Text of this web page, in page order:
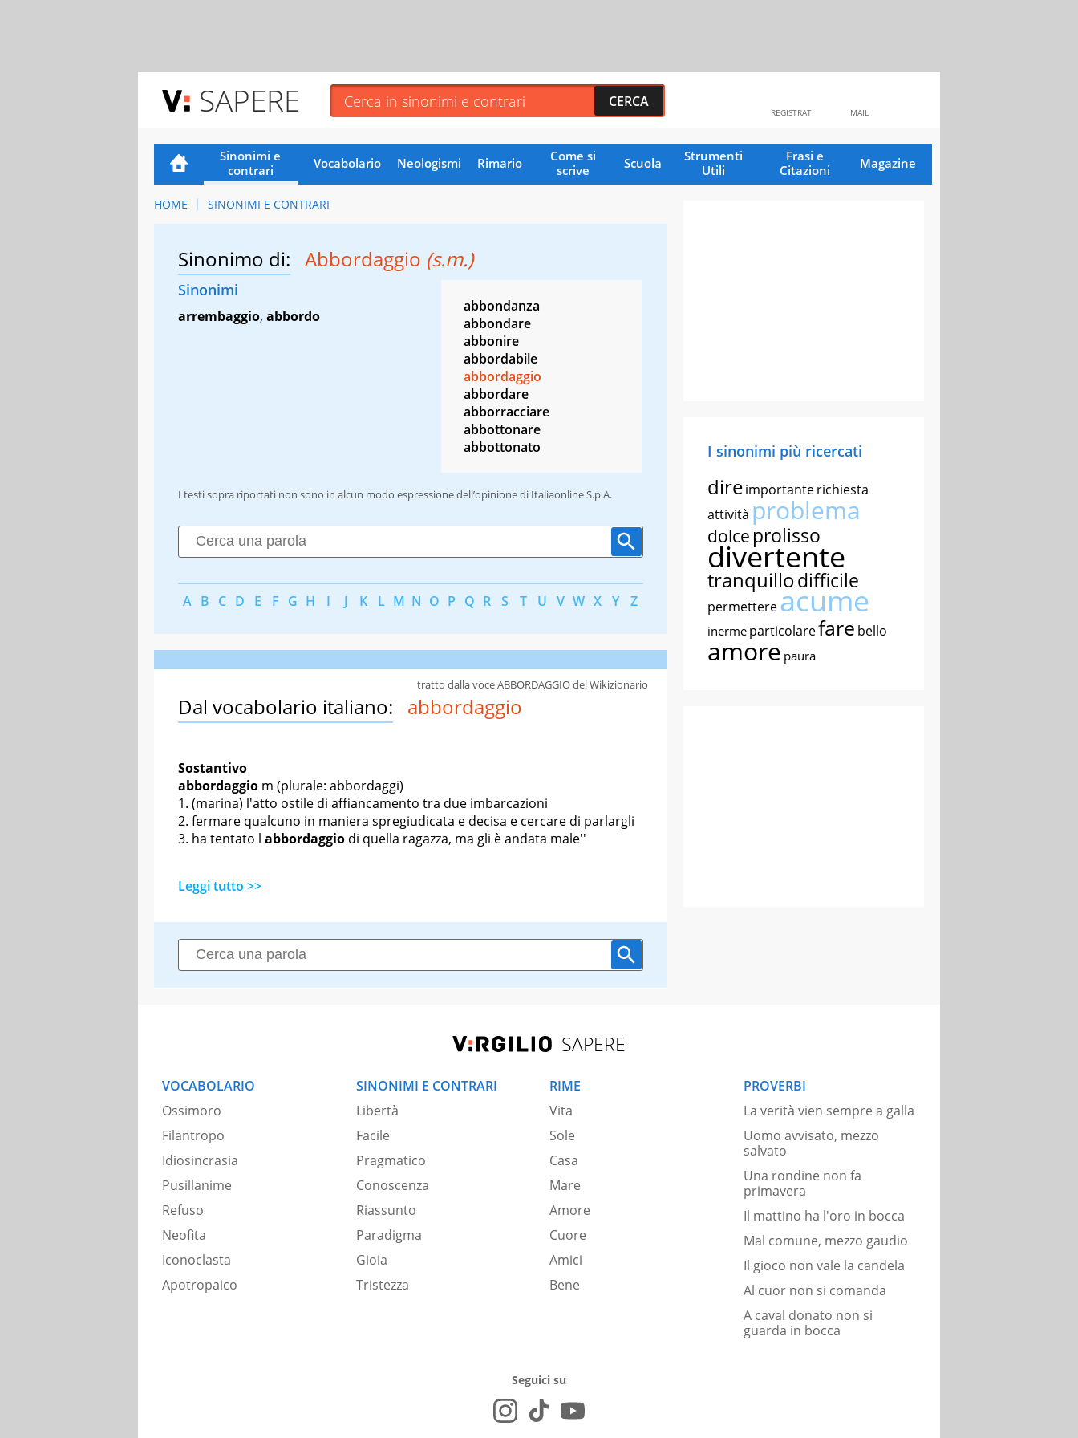
SAPERE MAIL
REGISTRATI
Sinonimi e
contrari
Vocabolario Neologismi Rimario
Come si
scrive
Scuola
Strumenti
Utili
Frasi e
Citazioni
Magazine
HOME SINONIMI E CONTRARI
Sinonimo di: Abbordaggio (s.m.)
Sinonimi
arrembaggio, abbordo
abbondanza
abbondare
abbonire
abbordabile
abbordaggio
abbordare
abborracciare
abbottonare
abbottonato
I testi sopra riportati non sono in alcun modo espressione dell’opinione di Italiaonline S.p.A.
A B C D E F G H I J K L M N O P Q R S T U V W X Y Z
Dal vocabolario italiano: abbordaggio
Sostantivo
abbordaggio m (plurale: abbordaggi)
(marina) l'atto ostile di affiancamento tra due imbarcazioni
fermare qualcuno in maniera spregiudicata e decisa e cercare di parlargli
ha tentato l abbordaggio di quella ragazza, ma gli è andata male''
Leggi tutto >>
tratto dalla voce ABBORDAGGIO del Wikizionario
I sinonimi più ricercati
direimportanterichiesta
attività problema
dolce prolisso
divertente
tranquillodifficile
permettereacume
inerme particolarefare bello
amore paura
SAPERE
VOCABOLARIO
Ossimoro
Filantropo
Idiosincrasia
Pusillanime
Refuso
Neofita
Iconoclasta
Apotropaico
SINONIMI E CONTRARI
Libertà
Facile
Pragmatico
Conoscenza
Riassunto
Paradigma
Gioia
Tristezza
RIME
Vita
Sole
Casa
Mare
Amore
Cuore
Amici
Bene
PROVERBI
La verità vien sempre a galla
Uomo avvisato, mezzo
salvato
Una rondine non fa
primavera
Il mattino ha l'oro in bocca
Mal comune, mezzo gaudio
Il gioco non vale la candela
Al cuor non si comanda
A caval donato non si
guarda in bocca
Seguici su